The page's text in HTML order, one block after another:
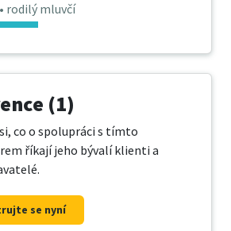
• rodilý mluvčí
(1)
co o spolupráci s tímto
říkají jeho bývalí klienti a
se nyní